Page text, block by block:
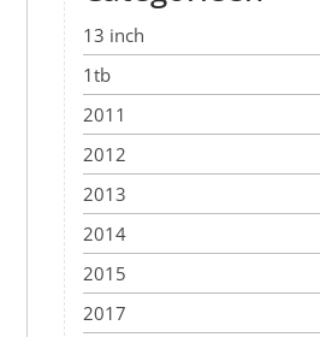
13 inch
1tb
2011
2012
2013
2014
2015
2017